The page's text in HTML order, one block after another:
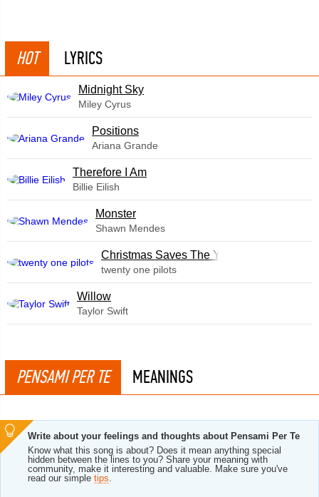
HOT LYRICS
Midnight Sky
Miley Cyrus
​Positions
Ariana Grande
Therefore I Am
Billie Eilish
Monster
Shawn Mendes
Christmas Saves The Year
twenty one pilots
Willow
Taylor Swift
PENSAMI PER TE MEANINGS
Write about your feelings and thoughts about Pensami Per Te
Know what this song is about? Does it mean anything special
hidden between the lines to you? Share your meaning with
community, make it interesting and valuable. Make sure you've
read our simple tips.